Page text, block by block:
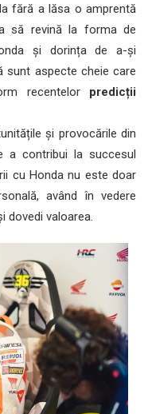
fără a lăsa o amprentă
să revină la forma de
și dorința de a-și
sunt aspecte cheie care
recentelorpredicții
și provocările din
a contribui la succesul
cu Honda nu este doar
având în vedere
dovedi valoarea.